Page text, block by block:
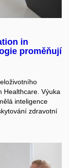
in
proměňují
Healthcare. Výuka
inteligence
zdravotní